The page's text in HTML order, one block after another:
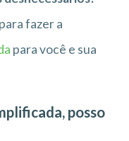
fazer a
para você e sua
posso